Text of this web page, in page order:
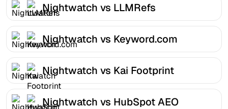
Nightwatch vs LLMRefs
Nightwatch vs Keyword.com
Nightwatch vs Kai Footprint
Nightwatch vs HubSpot AEO